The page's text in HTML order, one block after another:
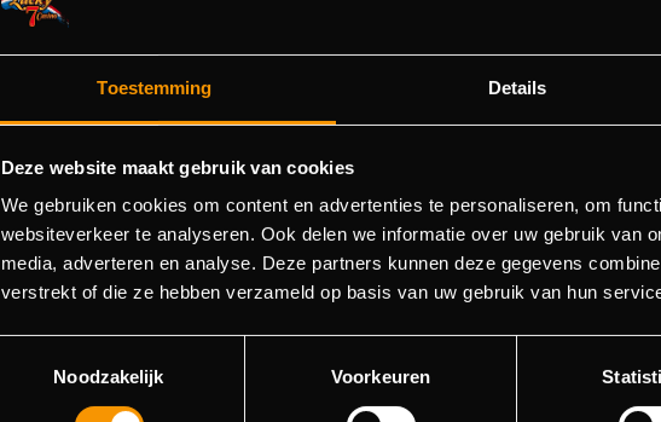
Toestemming Details
Deze website maakt gebruik van cookies
We gebruiken cookies om content en advertenties te personaliseren, om
websiteverkeer te analyseren. Ook delen we informatie over uw gebruik van
media, adverteren en analyse. Deze partners kunnen deze gegevens
verstrekt of die ze hebben verzameld op basis van uw gebruik van hun
Noodzakelijk
Voorkeuren
404 - Page Not
Sorry! We could not find the page you were about to go to.